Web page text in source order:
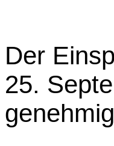
Der
25.